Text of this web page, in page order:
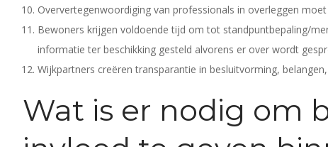
Oververtegenwoordiging van professionals in overleggen
Bewoners krijgen voldoende tijd om tot standpuntbepaling/
informatie ter beschikking gesteld alvorens er over wordt
Wijkpartners creëren transparantie in besluitvorming,
Wat is er nodig om